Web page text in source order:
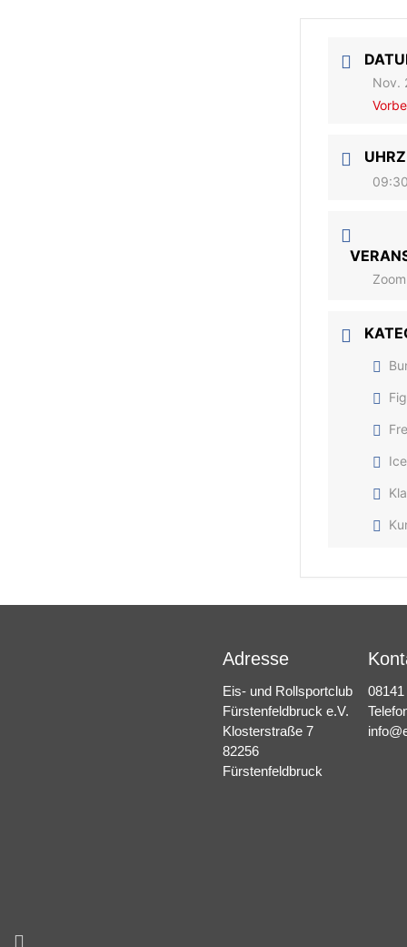
Nov.
Zoom
Adresse
Eis- und Rollsportclub
Fürstenfeldbruck e.V.
Klosterstraße 7
82256
Fürstenfeldbruck